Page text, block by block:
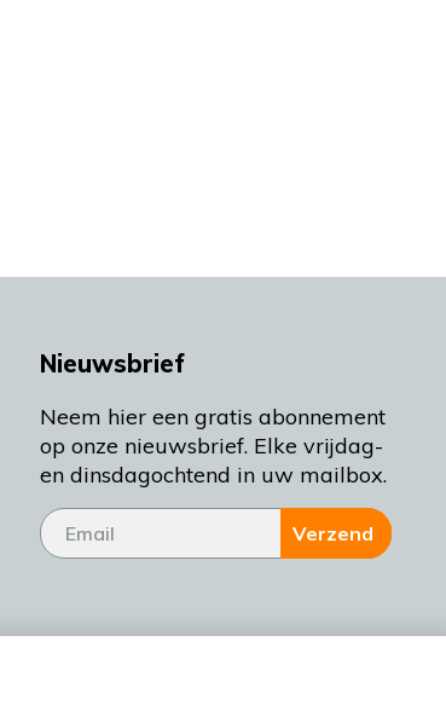
Nieuwsbrief
Neem hier een gratis abonnement
op onze nieuwsbrief. Elke vrijdag-
en dinsdagochtend in uw mailbox.
Verzend